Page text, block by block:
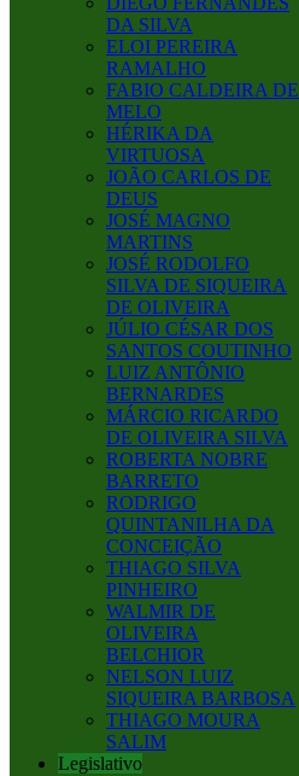
DA SILVA
ELOI PEREIRA
RAMALHO
FABIO CALDEIRA DE
MELO
HÉRIKA DA
VIRTUOSA
JOÃO CARLOS DE
DEUS
JOSÉ MAGNO
MARTINS
JOSÉ RODOLFO
SILVA DE SIQUEIRA
DE OLIVEIRA
JÚLIO CÉSAR DOS
SANTOS COUTINHO
LUIZ ANTÔNIO
BERNARDES
MÁRCIO RICARDO
DE OLIVEIRA SILVA
ROBERTA NOBRE
BARRETO
RODRIGO
QUINTANILHA DA
CONCEIÇÃO
THIAGO SILVA
PINHEIRO
WALMIR DE
OLIVEIRA
BELCHIOR
NELSON LUIZ
SIQUEIRA BARBOSA
THIAGO MOURA
SALIM
Legislativo